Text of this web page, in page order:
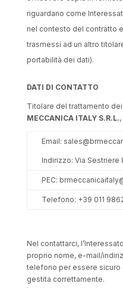
riguardano come
nel contesto del contratto
trasmessi ad un altro
portabilità dei dati).
DATI DI CONTATTO
Titolare del trattamento
MECCANICA ITALY S.R.L.
Email:
Indirizzo: Via Sestriere
PEC:
Telefono: +39 011
Nel contattarci,
proprio nome, e-mail/
telefono per essere sicuro
gestita correttamente.